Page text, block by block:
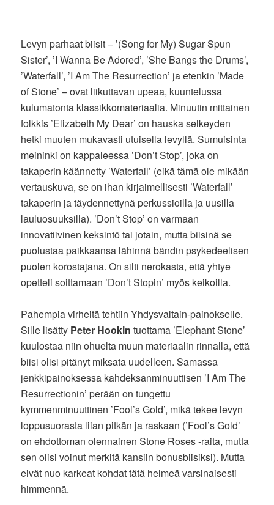
Levyn parhaat biisit – ’(Song for My) Sugar Spun
Sister’, ’I Wanna Be Adored’, ’She Bangs the Drums’,
’Waterfall’, ’I Am The Resurrection’ ja etenkin ’Made
of Stone’ – ovat liikuttavan upeaa, kuuntelussa
kulumatonta klassikkomateriaalia. Minuutin mittainen
folkkis ’Elizabeth My Dear’ on hauska selkeyden
hetki muuten mukavasti utuisella levyllä. Sumuisinta
meininki on kappaleessa ’Don’t Stop’, joka on
takaperin käännetty ’Waterfall’ (eikä tämä ole mikään
vertauskuva, se on ihan kirjaimellisesti ’Waterfall’
takaperin ja täydennettynä perkussioilla ja uusilla
lauluosuuksilla). ’Don’t Stop’ on varmaan
innovatiivinen keksintö tai jotain, mutta biisinä se
puolustaa paikkaansa lähinnä bändin psykedeelisen
puolen korostajana. On silti nerokasta, että yhtye
opetteli soittamaan ’Don’t Stopin’ myös keikoilla.
Pahempia virheitä tehtiin Yhdysvaltain-painokselle.
Sille lisätty Peter Hookin tuottama ’Elephant Stone’
kuulostaa niin ohuelta muun materiaalin rinnalla, että
biisi olisi pitänyt miksata uudelleen. Samassa
jenkkipainoksessa kahdeksanminuuttisen ’I Am The
Resurrectionin’ perään on tungettu
kymmenminuuttinen ’Fool’s Gold’, mikä tekee levyn
loppusuorasta liian pitkän ja raskaan (’Fool’s Gold’
on ehdottoman olennainen Stone Roses -raita, mutta
sen olisi voinut merkitä kansiin bonusbiisiksi). Mutta
eivät nuo karkeat kohdat tätä helmeä varsinaisesti
himmennä.